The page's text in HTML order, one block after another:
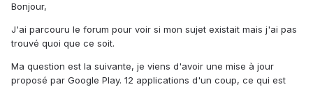
Bonjour,
J'ai parcouru le forum pour voir si mon sujet existait mais j'ai pas
trouvé quoi que ce soit.
Ma question est la suivante, je viens d'avoir une mise à jour
proposé par Google Play. 12 applications d'un coup, ce qui est